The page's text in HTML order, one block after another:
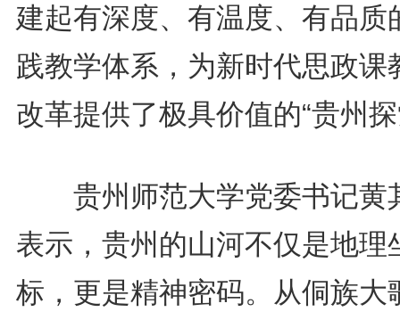
建起有深度、有温度、有品质
践教学体系，为新时代思政课
改革提供了极具价值的“贵州
贵州师范大学党委书记黄
表示，贵州的山河不仅是地理
标，更是精神密码。从侗族大